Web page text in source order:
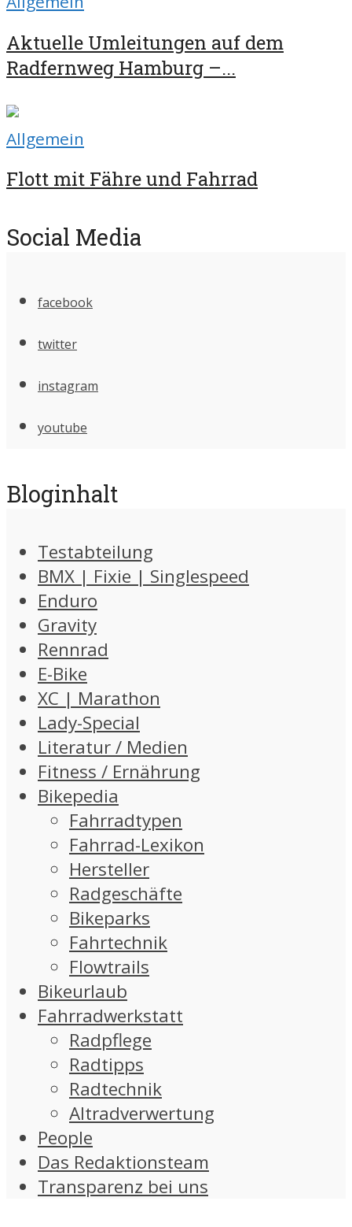
Aktuelle Umleitungen auf dem
Radfernweg Hamburg –...
Allgemein
Flott mit Fähre und Fahrrad
Social Media
facebook
twitter
instagram
youtube
Bloginhalt
Testabteilung
BMX | Fixie | Singlespeed
Enduro
Gravity
Rennrad
E-Bike
XC | Marathon
Lady-Special
Literatur / Medien
Fitness / Ernährung
Bikepedia
Fahrradtypen
Fahrrad-Lexikon
Hersteller
Radgeschäfte
Bikeparks
Fahrtechnik
Flowtrails
Bikeurlaub
Fahrradwerkstatt
Radpflege
Radtipps
Radtechnik
Altradverwertung
People
Das Redaktionsteam
Transparenz bei uns